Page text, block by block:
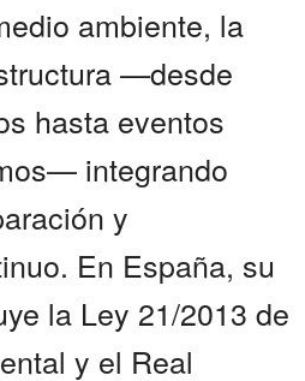
ambiente, la
—desde
hasta eventos
integrando
y
En España, su
la Ley 21/2013 de
y el Real